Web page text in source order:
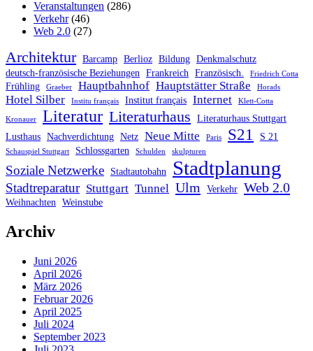
Veranstaltungen (286)
Verkehr(46)
Web 2.0 (27)
Architektur Barcamp Berlioz Bildung Denkmalschutz
deutsch-französische Beziehungen
Frankreich Französisch. Friedrich Cotta
Frühling Graeber Hauptbahnhof Hauptstätter Straße Horads
Hotel Silber Institu français Institut français Internet Klett-Cotta
Kronauer Literatur Literaturhaus
Literaturhaus Stuttgart
Lusthaus Nachverdichtung Netz Neue Mitte Paris S21 S 21
Schauspiel Stuttgart Schlossgarten Schulden skulpturen
Soziale Netzwerke Stadtautobahn Stadtplanung
Stadtreparatur Stuttgart Tunnel Ulm Verkehr Web 2.0
Weihnachten Weinstube
Archiv
Juni 2026
April 2026
März 2026
Februar 2026
April 2025
Juli 2024
September 2023